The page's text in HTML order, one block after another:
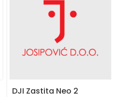
DJI Zastita Neo 2